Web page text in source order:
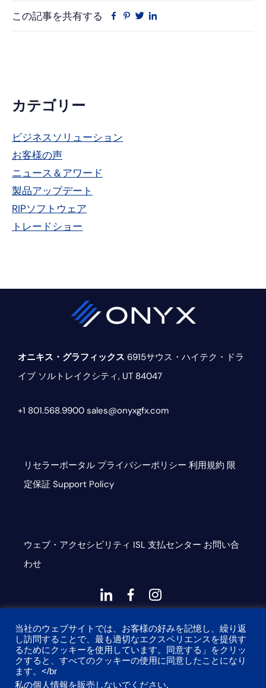
この記事を共有する
フ ピ ツ
プ
ラ
イ
マ
リ
ー・
サ
カテゴリー
ビジネスソリューション
お客様の声
ニュース＆アワード
製品アップデート
RIPソフトウェア
トレードショー
オニキス・グラフィックス 6915サウス・ハイテク・ドラ
イブ ソルトレイクシティ, UT 84047
+1 801.568.9900 sales@onyxgfx.com
リセラーポータル プライバシーポリシー 利用規約 限
定保証 Support Policy
ウェブ・アクセシビリティ ISL 支払センター お問い合
わせ
ダ
ッ
シ
ュ
コ
ダ
ッ
シ
ュ・
フ
ッ
シ
ュ
ア
This site is protected by reCAPTCHA and the Google
Privacy Policy and Terms of Service apply
当社のウェブサイトでは、お客様の好みを記憶し、繰り返
し訪問することで、最も適切なエクスペリエンスを提供す
るためにクッキーを使用しています。同意する」をクリッ
クすると、すべてのクッキーの使用に同意したことになり
ます。</br
私の個人情報を販売しないでください.